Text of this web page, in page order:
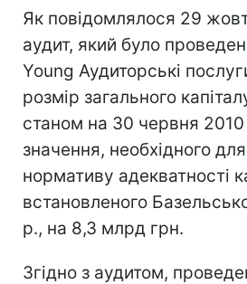
Як повідомлялося 29
аудит, який було
Young Аудиторські
розмір загального
станом на 30 червня
значення, необхідного
нормативу адекватності
встановленого
р., на 8,3 млрд грн.
Згідно з аудитом,